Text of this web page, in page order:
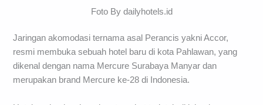
Foto By dailyhotels.id
Jaringan akomodasi ternama asal Perancis yakni Accor,
resmi membuka sebuah hotel baru di kota Pahlawan, yang
dikenal dengan nama Mercure Surabaya Manyar dan
merupakan brand Mercure ke-28 di Indonesia.